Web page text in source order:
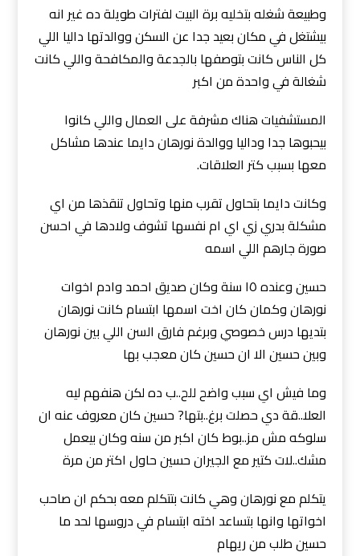
وطبيعة شغله بتخليه برة البيت لفترات طويلة ده غير انه
بيشتغل في مكان بعيد جدا عن السكن ووالدتها داليا اللي
كل الناس كانت بتوصفها بالجدعة والمكافحة واللي كانت
شغالة في واحدة من اكبر
المستشفيات هناك مشرفة على العمال واللي كانوا
بيحبوها جدا وداليا ووالدة نورهان دايما عندها مشاكل
معها بسبب كتر العلاقات.
وكانت دايما بتحاول تقرب منها وتحاول تنقذها من اي
مشكلة بدري زي اي ام نفسها تشوف ولادها في احسن
صورة جارهم اللي اسمه
حسين وعنده ١٥ سنة وكان صديق احمد وادم اخوات
نورهان وكمان كان اخت اسمها ابتسام كانت نورهان
بتديها درس خصوصي وبرغم فارق السن اللي بين نورهان
وبين حسين الا ان حسين كان معجب بها
وما فيش اي سبب واضح للح..ب ده لكن هنفهم ليه
العلا..قة دي حصلت برغ..بتها? حسين كان معروف عنه ان
سلوكه مش مز..بوط كان اكبر من سنه وكان بيعمل
مشك..لات كتير مع الجيران حسين حاول اكتر من مرة
يتكلم مع نورهان وهي كانت بتتكلم معه بحكم ان صاحب
اخواتها وانها بتساعد اخته ابتسام في دروسها لحد ما
حسين طلب من ريهام